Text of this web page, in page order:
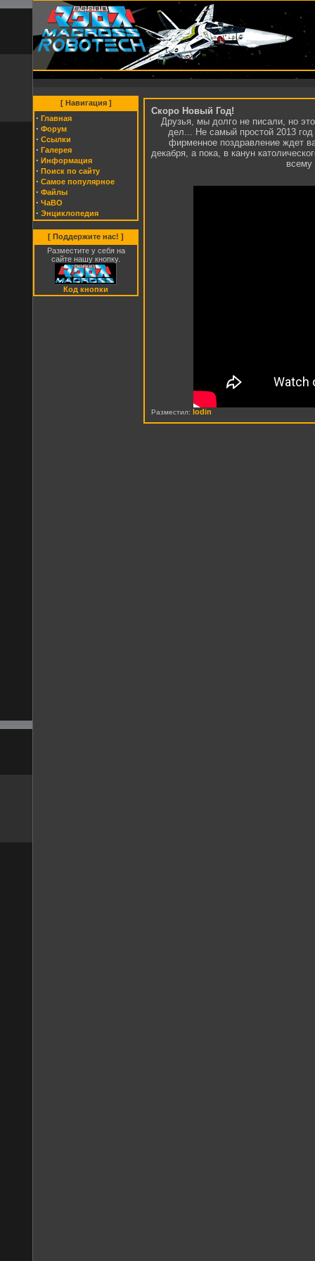
[ Навигация ]
· Главная
· Форум
· Cсылки
· Галерея
· Информация
· Поиск по сайту
· Самое популярное
· Файлы
· ЧаВО
· Энциклопедия
[ Поддержите нас! ]
Разместите у себя на
сайте нашу кнопку.
Код кнопки
Скоро Новый Год!
Друзья, мы долго не писали, но
дел... Не самый простой 2013
фирменное поздравление ждет
декабря, а пока, в канун
всему
Разместил: lodin